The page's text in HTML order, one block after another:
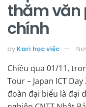
thăm văn
chính
by Kari học việc
Chiều qua 01/11,
Tour – Japan ICT
đoàn đại biểu là đại